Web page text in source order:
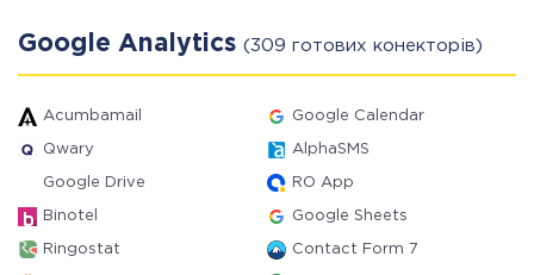
Google Analytics (309 готових конекторів)
Acumbamail Google Calendar
Qwary AlphaSMS
Google Drive RO App
Binotel Google Sheets
Ringostat Contact Form 7